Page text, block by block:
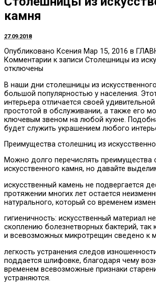
камня
27.09.2018
Опубликовано Ксения Мар 15, 2016 в
Комментарии к записи Столешницы из
отключены
В наши дни столешницы из
большой популярностью у населения.
интерьера отличается своей
простотой в обслуживании, а также его
ключевым звеном на любой кухне.
будет служить украшением любого
Преимущества столешниц из
Можно долго перечислять преимущества
искусственного камня, но давайте
искусственный камень не подвергается
протяжении многих лет остается
натурального, который со временем
гигиеничность: искусственный материал
скоплению болезнетворных бактерий, так
и всевозможных микротрещин сведено к
легкость устранения следов
поддается шлифовке, благодаря чему
временем всевозможные признаки
устраняются.